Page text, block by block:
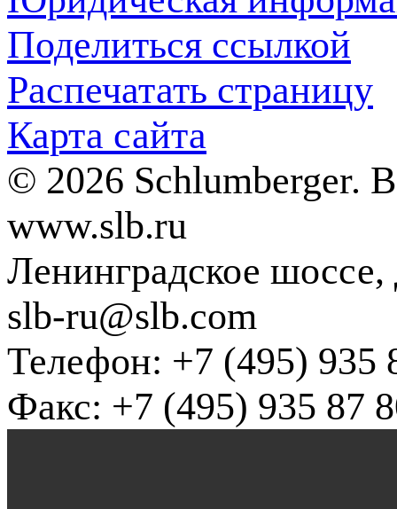
Поделиться ссылкой
Распечатать страницу
Карта сайта
© 2026 Schlumberger.
www.slb.ru
Ленинградское
slb-ru@slb.com
Телефон: +7 (495) 935
Факс: +7 (495) 935 87